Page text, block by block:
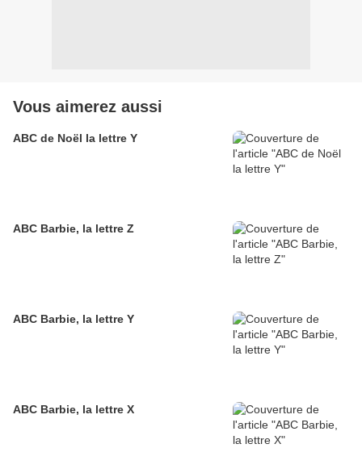
Vous aimerez aussi
ABC de Noël la lettre Y
ABC Barbie, la lettre Z
ABC Barbie, la lettre Y
ABC Barbie, la lettre X